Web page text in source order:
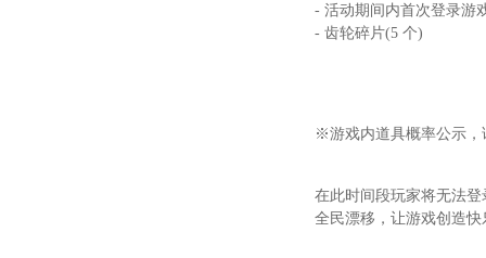
- 活动期间内首次登录游
- 齿轮碎片(5 个)
※游戏内道具概率公示，
在此时间段玩家将无法
全民漂移，让游戏创造快